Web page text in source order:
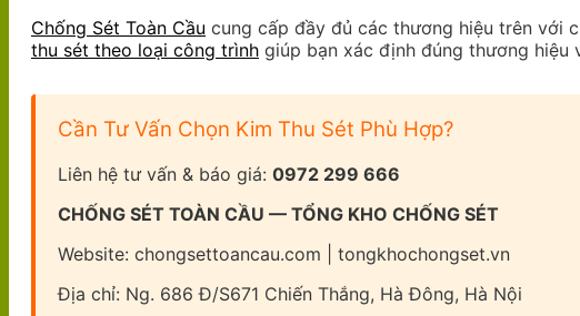
Chống Sét Toàn Cầu cung cấp đầy đủ các thương hiệu trên với
thu sét theo loại công trình giúp bạn xác định đúng thương hiệu
Cần Tư Vấn Chọn Kim Thu Sét Phù Hợp?
Liên hệ tư vấn & báo giá: 0972 299 666
CHỐNG SÉT TOÀN CẦU — TỔNG KHO CHỐNG SÉT
Website: chongsettoancau.com | tongkhochongset.vn
Địa chỉ: Ng. 686 Đ/S671 Chiến Thắng, Hà Đông, Hà Nội